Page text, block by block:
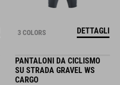
3 COLORS DETTAGLI
PANTALONI DA CICLISMO
SU STRADA GRAVEL WS
CARGO